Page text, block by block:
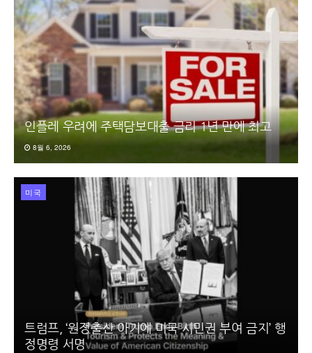
인플레 우려에 주택담보대출 금리 1년 만에 최고
8월 6, 2026
미국
트럼프, ‘원정출산 아기에 미국 시민권 부여 금지’ 행
정명령 서명